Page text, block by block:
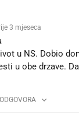
3 mjeseca
u NS. Dobio
u obe drzave.